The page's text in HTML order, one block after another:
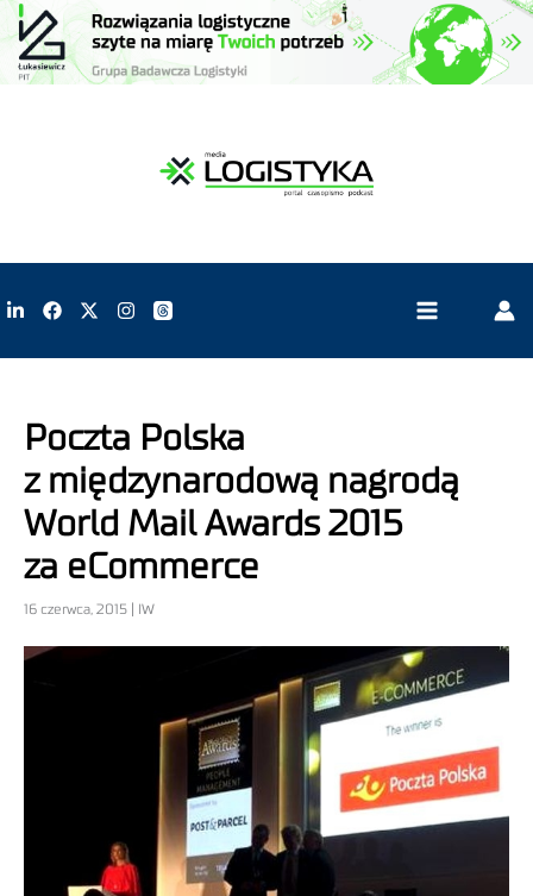
Poczta Polska
z międzynarodową nagrodą
World Mail Awards 2015
za eCommerce
16 czerwca, 2015 | IW